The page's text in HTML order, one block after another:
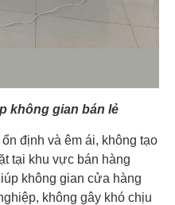
không gian bán lẻ
định và êm ái, không tạo
tại khu vực bán hàng
không gian cửa hàng
không gây khó chịu